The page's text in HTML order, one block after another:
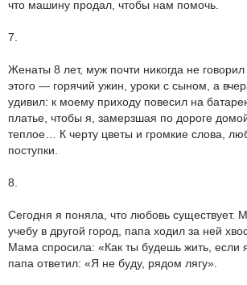
что машину продал, чтобы нам помочь.
7.
Женаты 8 лет, муж почти никогда не
этого — горячий ужин, уроки с сыном, а
удивил: к моему приходу повесил на
платье, чтобы я, замерзшая по дороге
теплое… К черту цветы и громкие слова,
поступки.
8.
Сегодня я поняла, что любовь существует.
учебу в другой город, папа ходил за ней
Мама спросила: «Как ты будешь жить, если
папа ответил: «Я не буду, рядом лягу».